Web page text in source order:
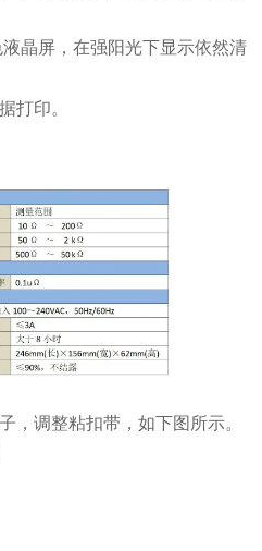
晶屏，在强阳光下显示依然清
打印。
，调整粘扣带，如下图所示。